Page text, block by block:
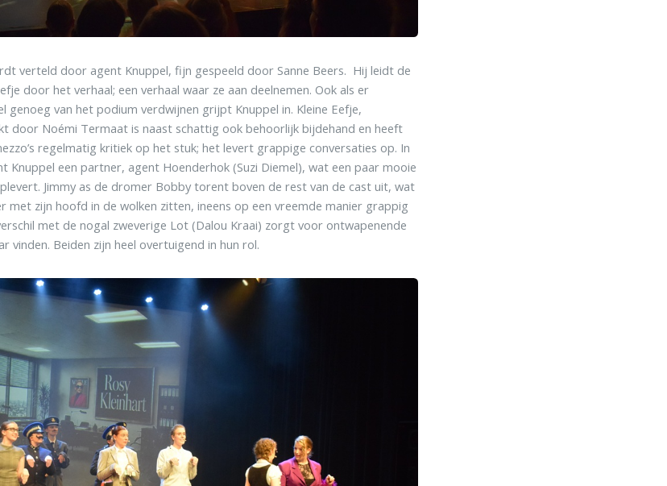
verteld door agent Knuppel, fijn gespeeld door Sanne Beers. Hij leidt de
door het verhaal; een verhaal waar ze aan deelnemen. Ook als er
genoeg van het podium verdwijnen grijpt Knuppel in. Kleine Eefje,
door Noémi Termaat is naast schattig ook behoorlijk bijdehand en heeft
regelmatig kritiek op het stuk; het levert grappige conversaties op. In
Knuppel een partner, agent Hoenderhok (Suzi Diemel), wat een paar mooie
Jimmy as de dromer Bobby torent boven de rest van de cast uit, wat
met zijn hoofd in de wolken zitten, ineens op een vreemde manier grappig
met de nogal zweverige Lot (Dalou Kraai) zorgt voor ontwapenende
vinden. Beiden zijn heel overtuigend in hun rol.